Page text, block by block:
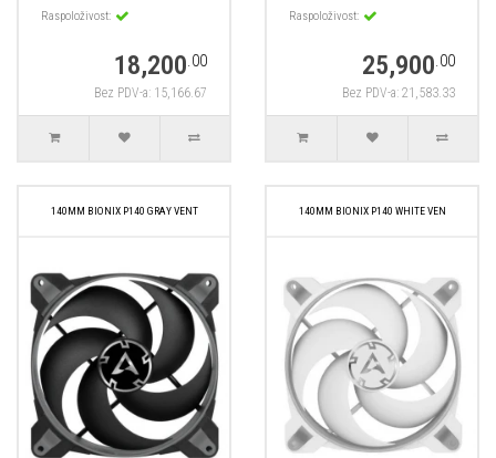
Raspoloživost:
18,200.00
Bez PDV-a: 15,166.67
Raspoloživost:
25,900.00
Bez PDV-a: 21,583.33
140MM BIONIX P140 GRAY VENT 140MM BIONIX P140 WHITE VEN